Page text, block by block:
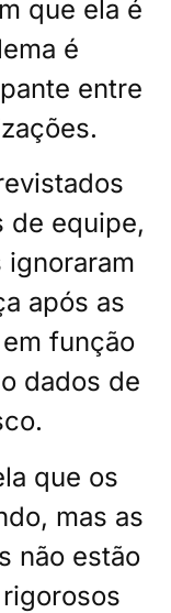
que ela é
é
entre
de equipe,
ignoraram
após as
função
dados de
que os
mas as
não estão